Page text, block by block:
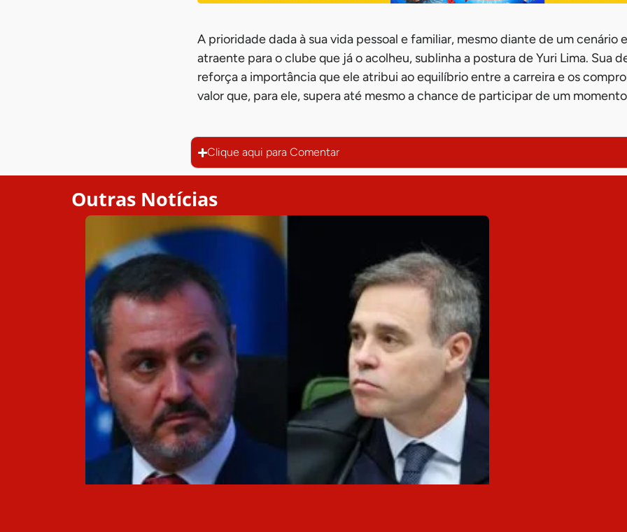
A prioridade dada à sua vida pessoal e familiar, mesmo diante de um cenário
atraente para o clube que já o acolheu, sublinha a postura de Yuri Lima. Sua
reforça a importância que ele atribui ao equilíbrio entre a carreira e os
valor que, para ele, supera até mesmo a chance de participar de um
Clique aqui para Comentar
Outras Notícias